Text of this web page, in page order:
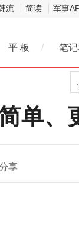
流 简读 军事
平 板 / 笔
单、
享